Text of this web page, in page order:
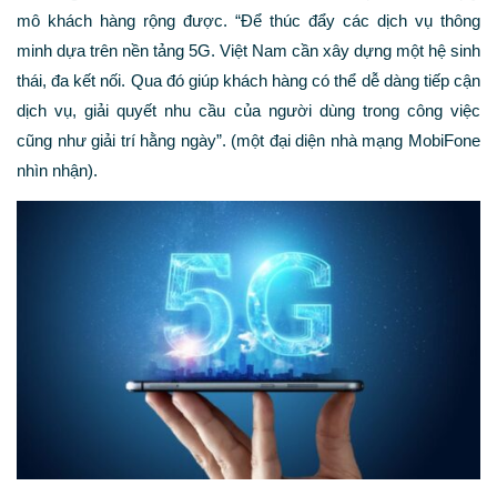
mô khách hàng rộng được. “Để thúc đẩy các dịch vụ thông
minh dựa trên nền tảng 5G. Việt Nam cần xây dựng một hệ sinh
thái, đa kết nối. Qua đó giúp khách hàng có thể dễ dàng tiếp cận
dịch vụ, giải quyết nhu cầu của người dùng trong công việc
cũng như giải trí hằng ngày”. (một đại diện nhà mạng MobiFone
nhìn nhận).